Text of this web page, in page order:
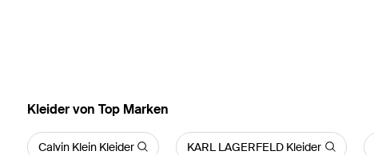
Kleider von Top Marken
Calvin Klein Kleider KARL LAGERFELD Kleider